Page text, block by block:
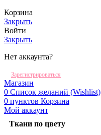
Корзина
Закрыть
Войти
Закрыть
Нет аккаунта?
Зарегистрироваться
Магазин
0 Список желаний (Wishlist)
0 пунктов Корзина
Мой аккаунт
Ткани по цвету